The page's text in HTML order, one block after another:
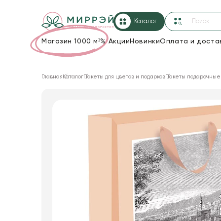
Каталог
Магазин 1000 м²%Акции НовинкиОплата и
Главная КаталогПакеты для цветов и подарковПакеты подарочные